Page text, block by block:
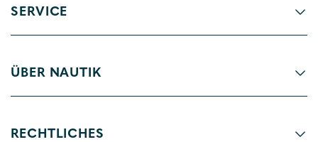
SERVICE
ÜBER NAUTIK
RECHTLICHES